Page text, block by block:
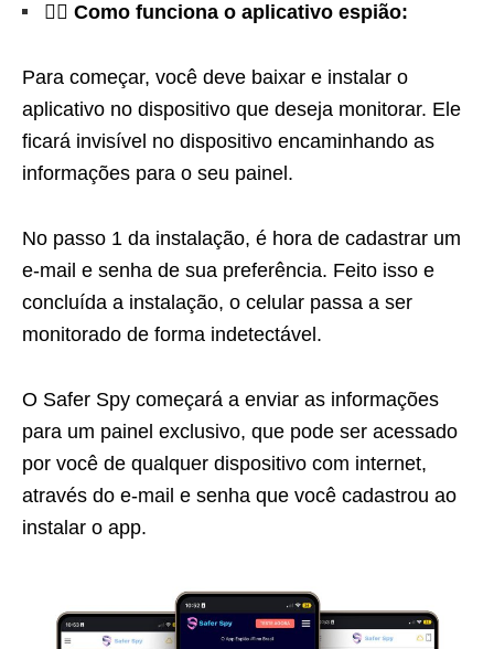
🕵️‍♂️ Como funciona o aplicativo espião:
Para começar, você deve baixar e instalar o
aplicativo no dispositivo que deseja monitorar. Ele
ficará invisível no dispositivo encaminhando as
informações para o seu painel.
No passo 1 da instalação, é hora de cadastrar um
e-mail e senha de sua preferência. Feito isso e
concluída a instalação, o celular passa a ser
monitorado de forma indetectável.
O Safer Spy começará a enviar as informações
para um painel exclusivo, que pode ser acessado
por você de qualquer dispositivo com internet,
através do e-mail e senha que você cadastrou ao
instalar o app.